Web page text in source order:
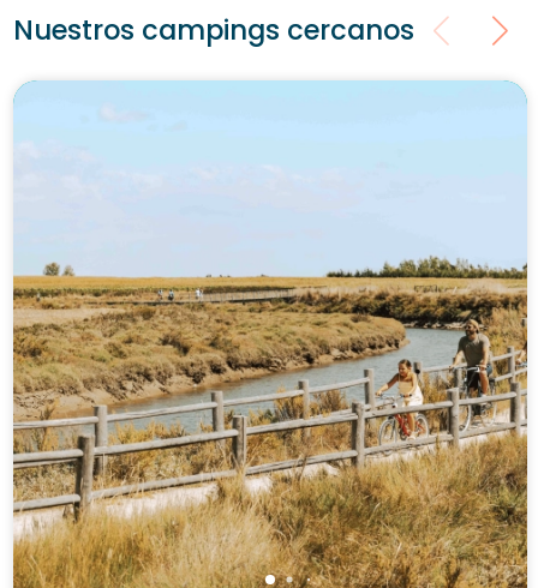
Nuestros campings cercanos